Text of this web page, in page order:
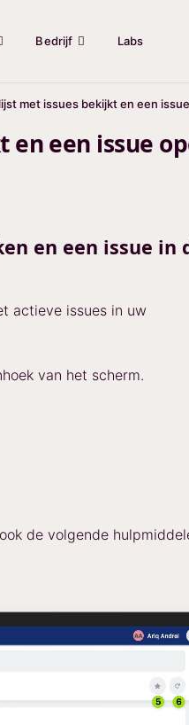
Bedrijf Labs
met issues bekijkt en een
een issue
en een issue in
actieve issues in uw
van het scherm.
de volgende